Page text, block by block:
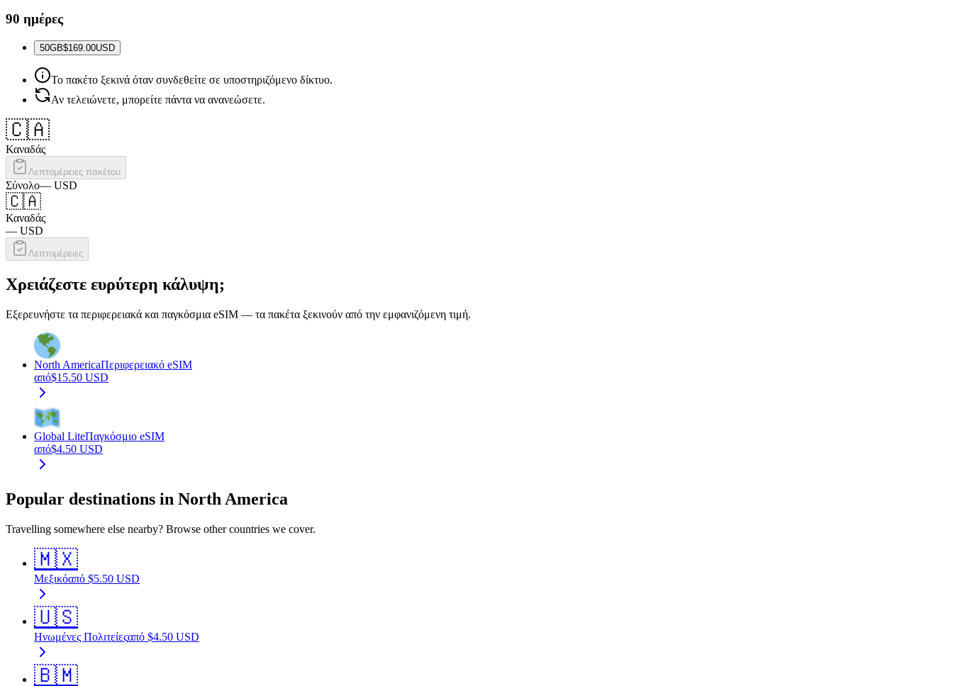
90 ημέρες
50GB$169.00USD
Το πακέτο ξεκινά όταν συνδεθείτε σε υποστηριζόμενο δίκτυο.
Αν τελειώνετε, μπορείτε πάντα να ανανεώσετε.
🇨🇦
Καναδάς
Λεπτομέρειες πακέτου
Σύνολο— USD
🇨🇦
Καναδάς
— USD
Λεπτομέρειες
Χρειάζεστε ευρύτερη κάλυψη;
Εξερευνήστε τα περιφερειακά και παγκόσμια eSIM — τα πακέτα ξεκινούν από την εμφανιζόμενη τιμή.
North AmericaΠεριφερειακό eSIM
από$15.50 USD
Global LiteΠαγκόσμιο eSIM
από$4.50 USD
Popular destinations in North America
Travelling somewhere else nearby? Browse other countries we cover.
🇲🇽
Μεξικόαπό $5.50 USD
🇺🇸
Ηνωμένες Πολιτείεςαπό $4.50 USD
🇧🇲